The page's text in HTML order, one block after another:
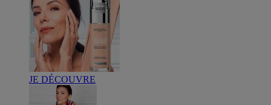
JE DÉCOUVRE